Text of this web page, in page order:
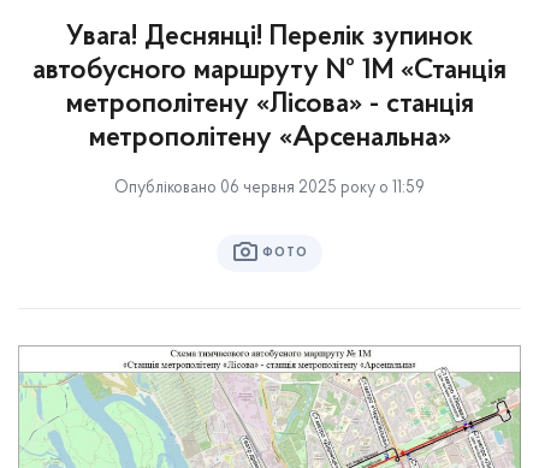
Увага! Деснянці! Перелік зупинок
автобусного маршруту № 1М «Станція
метрополітену «Лісова» - станція
метрополітену «Арсенальна»
Опубліковано 06 червня 2025 року о 11:59
ФОТО